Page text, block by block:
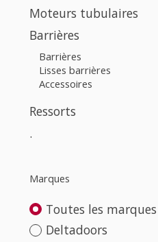
Moteurs tubulaires
Barrières
Barrières
Lisses barrières
Accessoires
Ressorts
.
Marques
Toutes les marques
Deltadoors